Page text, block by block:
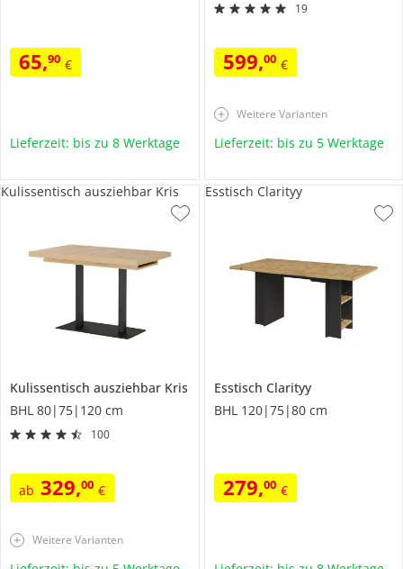
65,90 €
Lieferzeit: bis zu 8 Werktage
19
599,00 €
Weitere Varianten
Lieferzeit: bis zu 5 Werktage
Kulissentisch ausziehbar Kris
BHL 80|75|120 cm
100
ab 329,00 €
Kulissentisch ausziehbar Kris
Weitere Varianten
Esstisch Clarityy
BHL 120|75|80 cm
279,00 €
Esstisch Clarityy